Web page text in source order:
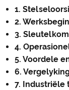
1.
2.
3.
4.
5. Voordele
6.
7. Industriële